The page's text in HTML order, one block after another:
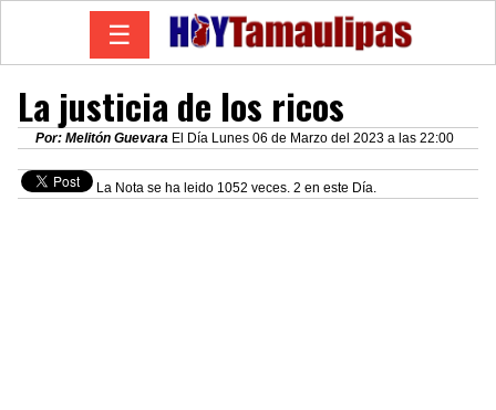
☰
La justicia de los ricos
Por: Melitón Guevara El Día Lunes 06 de Marzo del 2023 a las 22:00
La Nota se ha leido 1052 veces. 2 en este Día.